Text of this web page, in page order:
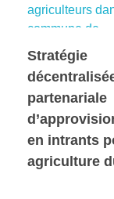
Stratégie
partenariale
en intrants
agriculture